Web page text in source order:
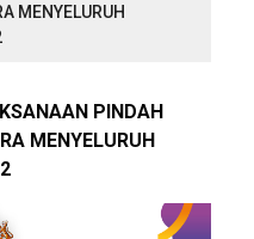
MENYELURUH
PINDAH
MENYELURUH